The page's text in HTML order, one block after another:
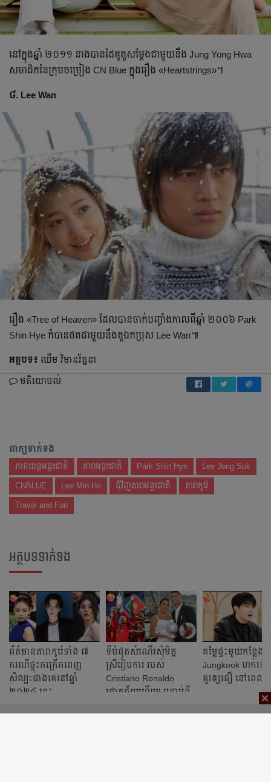
នៅក្នុងឆ្នាំ ២០១១ នាង​បាន​ដៃ​គូតួសម្ដែងជាមួយនឹង​ Jung Yong Hwa
សមាជិក​នៃក្រុមចម្រៀង CN Blue ក្នុងរឿង «Heartstrings»។
៨. Lee Wan
រឿង «Tree of Heaven» ដែល​បាន​ចាក់បញ្ចាំង​កាលពីឆ្នាំ ២០០៦ Park
Shin Hye ក៏បាន​ថតជាមួយនឹងតួឯកប្រុស​ Lee Wan៕
អត្ថបទ៖ ឈឹម វិមានរ័ត្ននា
មតិយោបល់
ពាក្យទាក់ទង
ភាពយន្តអន្តរជាតិ តារាអន្តរជាតិ Park Shin Hye Lee Jong Suk
CNBLUE Lee Min Ho ជុំវិញតារាអន្តរជាតិ តារាកូរ៉េ
Travel and Fun
អត្ថបទទាក់ទង
ព័ត៌មានតារាកូរ៉េទាំង ៧
ករណីផ្ទុះកក្រើកពេញ
សិល្បៈជាងគេនៅឆ្នាំ
២០២៤ ​នេះ
ទីបំផុតសំណើរសុំមិត្ត
ស្រីរៀបការ របស់
Cristiano Ronaldo
ជោគជ័យហើយ! បន្ទាប់ពី
តម្លៃផ្ទះមួយកន្លែង
Jungkook ហក់ឡ
គួរឲ្យជឿ នៅពេល​ថ្